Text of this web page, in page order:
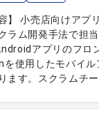
討 ・施策実行に向
】 小売店向けアプ
ラム開発手法で担当
アプリのフロ
を使用したモバイ
ます。スクラムチ
ログアイテム(PBI)